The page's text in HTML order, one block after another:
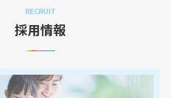
RECRUIT
採用情報